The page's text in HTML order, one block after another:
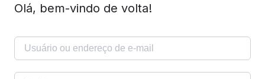
Olá, bem-vindo de volta!